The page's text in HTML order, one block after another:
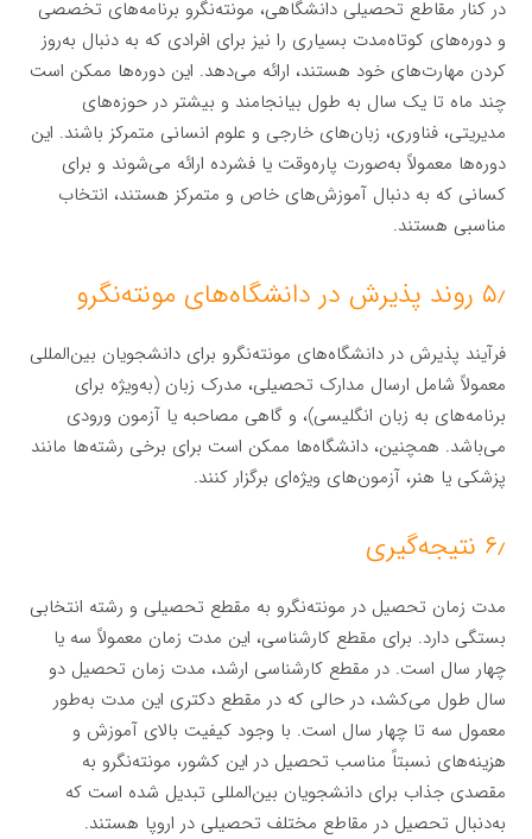
در کنار مقاطع تحصیلی دانشگاهی، مونته‌نگرو برنامه‌های تخصصی
و دوره‌های کوتاه‌مدت بسیاری را نیز برای افرادی که به دنبال به‌روز
کردن مهارت‌های خود هستند، ارائه می‌دهد. این دوره‌ها ممکن است
چند ماه تا یک سال به طول بیانجامند و بیشتر در حوزه‌های
مدیریتی، فناوری، زبان‌های خارجی و علوم انسانی متمرکز باشند. این
دوره‌ها معمولاً به‌صورت پاره‌وقت یا فشرده ارائه می‌شوند و برای
کسانی که به دنبال آموزش‌های خاص و متمرکز هستند، انتخاب
مناسبی هستند.
۵٫ روند پذیرش در دانشگاه‌های مونته‌نگرو
فرآیند پذیرش در دانشگاه‌های مونته‌نگرو برای دانشجویان بین‌المللی
معمولاً شامل ارسال مدارک تحصیلی، مدرک زبان (به‌ویژه برای
برنامه‌های به زبان انگلیسی)، و گاهی مصاحبه یا آزمون ورودی
می‌باشد. همچنین، دانشگاه‌ها ممکن است برای برخی رشته‌ها مانند
پزشکی یا هنر، آزمون‌های ویژه‌ای برگزار کنند.
۶٫ نتیجه‌گیری
مدت زمان تحصیل در مونته‌نگرو به مقطع تحصیلی و رشته انتخابی
بستگی دارد. برای مقطع کارشناسی، این مدت زمان معمولاً سه یا
چهار سال است. در مقطع کارشناسی ارشد، مدت زمان تحصیل دو
سال طول می‌کشد، در حالی که در مقطع دکتری این مدت به‌طور
معمول سه تا چهار سال است. با وجود کیفیت بالای آموزش و
هزینه‌های نسبتاً مناسب تحصیل در این کشور، مونته‌نگرو به
مقصدی جذاب برای دانشجویان بین‌المللی تبدیل شده است که
به‌دنبال تحصیل در مقاطع مختلف تحصیلی در اروپا هستند.